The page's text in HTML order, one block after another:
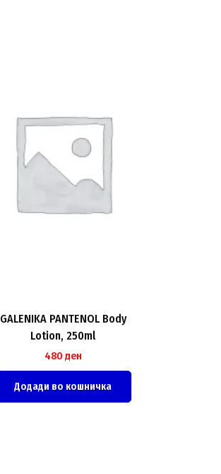
GALENIKA PANTENOL Body
Lotion, 250ml
480 ден
Додади во кошничка